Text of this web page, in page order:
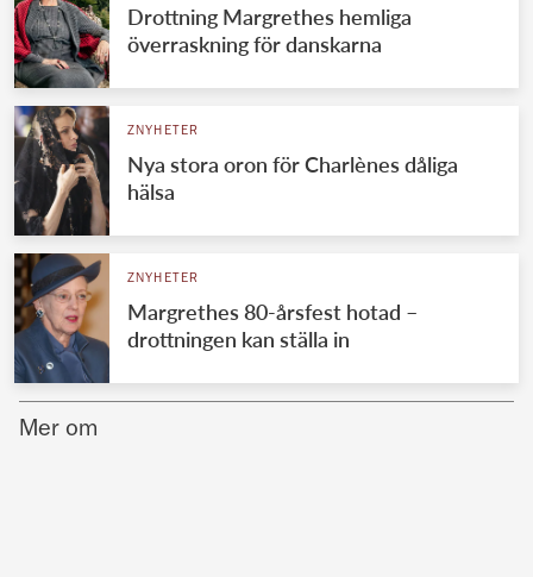
Spanska kungahuset
Jordanska kungahuset
Luxemburgska storhertighuset
Japanska kejsarhuset
Thailändska kungahuset
Marockanska kungahuset
Drottning Margrethes hemliga
överraskning för danskarna
ZNYHETER
Nya stora oron för Charlènes dåliga
hälsa
ZNYHETER
Margrethes 80-årsfest hotad –
drottningen kan ställa in
Mer om